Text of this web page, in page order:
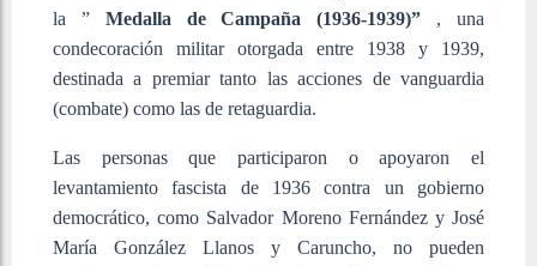
la ” Medalla de Campaña (1936-1939)” , una
condecoración militar otorgada entre 1938 y 1939,
destinada a premiar tanto las acciones de vanguardia
(combate) como las de retaguardia.
Las personas que participaron o apoyaron el
levantamiento fascista de 1936 contra un gobierno
democrático, como Salvador Moreno Fernández y José
María González Llanos y Caruncho, no pueden